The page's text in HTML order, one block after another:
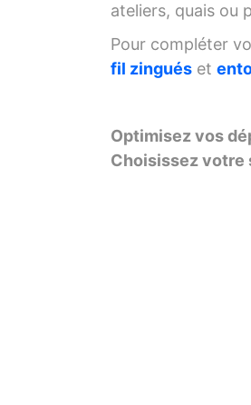
ateliers, quais ou
Pour compléter
fil zingués et
Optimisez vos
Choisissez votre